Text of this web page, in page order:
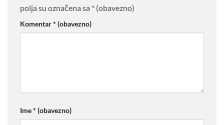
polja su označena sa * (obavezno)
Komentar* (obavezno)
Ime* (obavezno)